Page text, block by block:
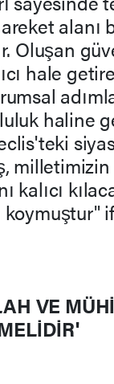
alanı
Oluşan
hale
haline
milletimizin
kalıcı
VE